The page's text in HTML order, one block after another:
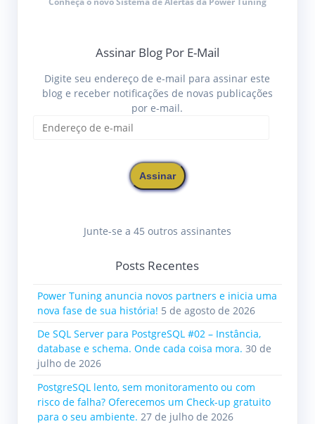
Assinar Blog Por E-Mail
Digite seu endereço de e-mail para assinar este
blog e receber notificações de novas publicações
por e-mail.
mail
Assinar
Junte-se a 45 outros assinantes
Posts Recentes
Power Tuning anuncia novos partners e inicia uma
nova fase de sua história! 5 de agosto de 2026
De SQL Server para PostgreSQL #02 – Instância,
database e schema. Onde cada coisa mora. 30 de
julho de 2026
PostgreSQL lento, sem monitoramento ou com
risco de falha? Oferecemos um Check-up gratuito
para o seu ambiente. 27 de julho de 2026